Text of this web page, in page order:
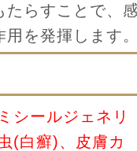
たらすことで、
用を発揮します
シールジェネリ
(白癬)、皮膚カ